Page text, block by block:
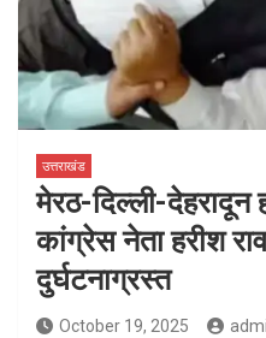
उत्तराखंड
मेरठ-दिल्ली-देहरादून
कांग्रेस नेता हरीश
दुर्घटनाग्रस्त
October 19, 2025